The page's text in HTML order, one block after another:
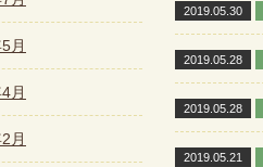
2019.05.30
2019.05.28
2019.05.28
2019.05.21
月
月
月